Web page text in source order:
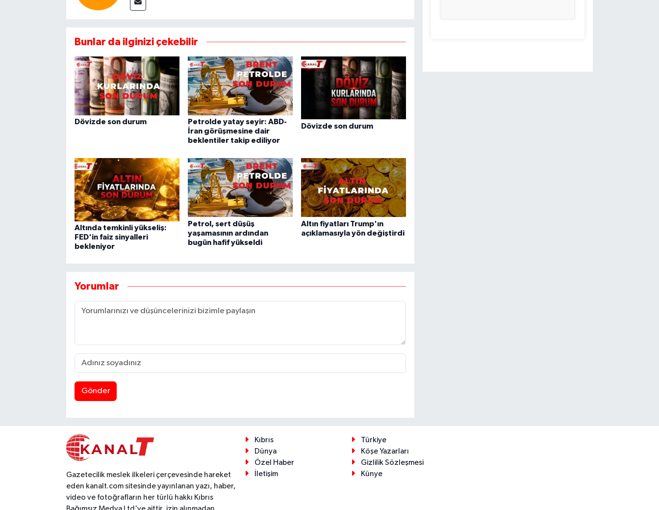
Bunlar da ilginizi çekebilir
Dövizde son durum
Petrolde yatay seyir: ABD-
İran görüşmesine dair
beklentiler takip ediliyor
Dövizde son durum
Altında temkinli yükseliş:
FED'in faiz sinyalleri
bekleniyor
Petrol, sert düşüş
yaşamasının ardından
bugün hafif yükseldi
Altın fiyatları Trump'ın
açıklamasıyla yön değiştirdi
Yorumlar
Gönder
Gazetecilik meslek ilkeleri çerçevesinde hareket
eden kanalt.com sitesinde yayınlanan yazı, haber,
video ve fotoğrafların her türlü hakkı Kıbrıs
Kıbrıs
Türkiye
Dünya
Köşe Yazarları
Özel Haber
Gizlilik Sözleşmesi
İletişim
Künye